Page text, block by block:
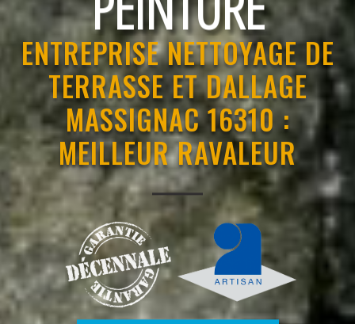
ENTREPRISE NETTOYAGE DE
TERRASSE ET DALLAGE
MASSIGNAC 16310 :
MEILLEUR RAVALEUR